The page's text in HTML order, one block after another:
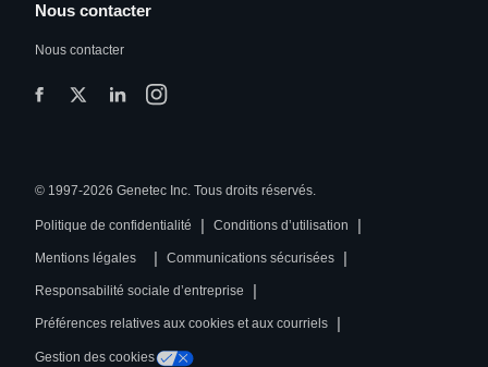
Nous contacter
Nous contacter
© 1997-2026 Genetec Inc. Tous droits réservés.
Politique de confidentialité | Conditions d’utilisation |
Mentions légales | Communications sécurisées |
Responsabilité sociale d’entreprise |
Préférences relatives aux cookies et aux courriels |
Gestion des cookies